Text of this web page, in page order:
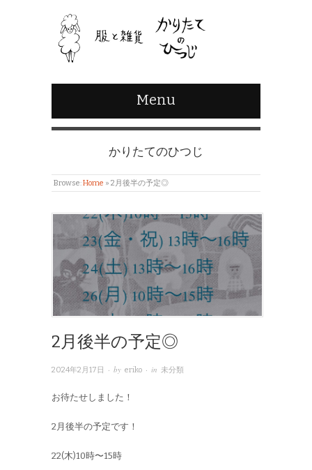
Menu
かりたてのひつじ
Browse:Home » 2月後半の予定◎
2月後半の予定◎
2024年2月17日 · by eriko · in 未分類
お待たせしました！
2月後半の予定です！
22(木)10時〜15時